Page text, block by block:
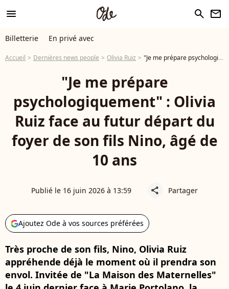
menu search newsletter
Billetterie En privé avec
Accueil Dernières news people Olivia Ruiz "Je me prépare psychologiquement" : Olivia Ruiz face au futur départ du foyer de son fils Nino, âgé de 10 ans
"Je me prépare
psychologiquement" : Olivia
Ruiz face au futur départ du
foyer de son fils Nino, âgé de
10 ans
Publié le 16 juin 2026 à 13:59 share Partager
Ajoutez Ode à vos sources préférées
Très proche de son fils, Nino, Olivia Ruiz
appréhende déjà le moment où il prendra son
envol. Invitée de "La Maison des Maternelles"